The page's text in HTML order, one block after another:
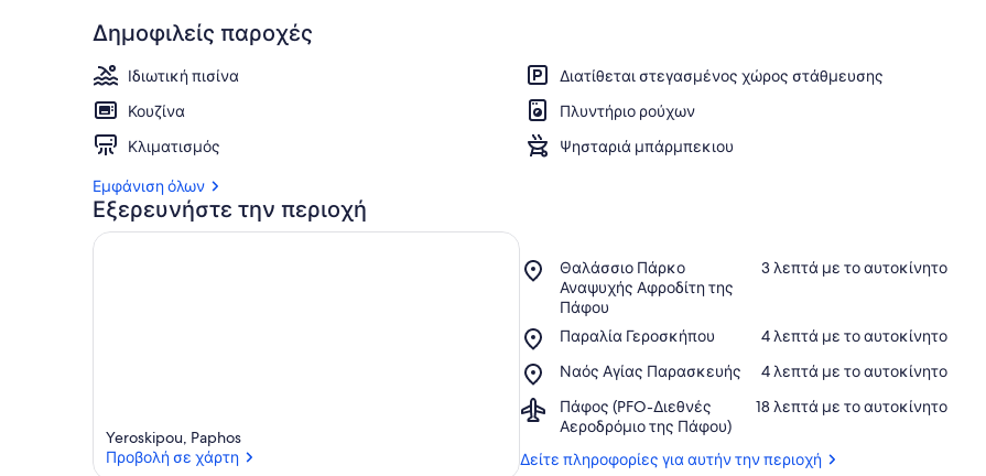
Δημοφιλείς παροχές
Ιδιωτική πισίνα
Διατίθεται στεγασμένος χώρος στάθμευσης
Κουζίνα
Πλυντήριο ρούχων
Κλιματισμός
Ψησταριά μπάρμπεκιου
Εμφάνιση όλων
Εξερευνήστε την περιοχή
Yeroskipou, Paphos
Προβολή σε χάρτη
Θαλάσσιο Πάρκο
Αναψυχής Αφροδίτη της
Πάφου
Place,
Θαλάσσιο
Πάρκο
Αναψυχής
Αφροδίτη
της
Πάφου
‪3 λεπτά με το αυτοκίνητο‬
Παραλία Γεροσκήπου
Place,
Γεροσκήπου
‪4 λεπτά με το αυτοκίνητο‬
Ναός Αγίας Παρασκευής
Place,
Αγίας
Παρασκευής
‪4 λεπτά με το αυτοκίνητο‬
Πάφος (PFO-Διεθνές
Αεροδρόμιο της Πάφου)
Airport,
Πάφος
Διεθνές
‪18 λεπτά με το αυτοκίνητο‬
Δείτε πληροφορίες για αυτήν την περιοχή